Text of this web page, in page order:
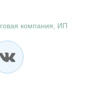
компания, ИП